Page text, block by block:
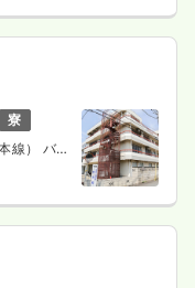
寮
線） バス